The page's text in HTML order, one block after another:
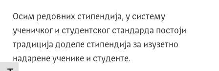
Осим редовних стипендија, у систему
ученичког и студентског стандарда постоји
традиција доделе стипендија за изузетно
надарене ученике и студенте.